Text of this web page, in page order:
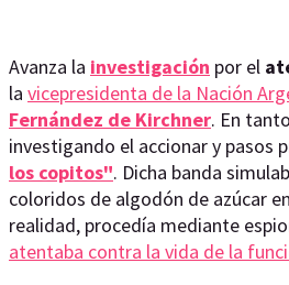
Avanza la investigación por el
la vicepresidenta de la Nación
Fernández de Kirchner. En
investigando el accionar y pasos
los copitos". Dicha banda
coloridos de algodón de azúcar
realidad, procedía mediante
atentaba contra la vida de la